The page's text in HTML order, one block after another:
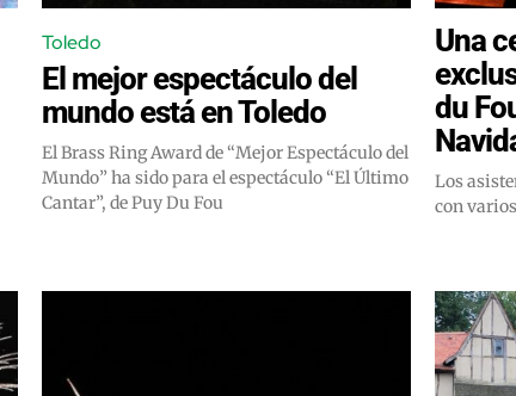
Toledo
El mejor espectáculo del
mundo está en Toledo
El Brass Ring Award de “Mejor Espectáculo del
Mundo” ha sido para el espectáculo “El Último
Cantar”, de Puy Du Fou
Una
du
Los
con